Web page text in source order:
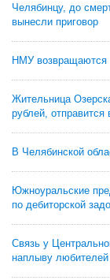
Челябинцу, до
вынесли приговор
НМУ возвращаются
Жительница
рублей, отправится
В Челябинской
Южноуральские
по дебиторской
Связь у
наплыву